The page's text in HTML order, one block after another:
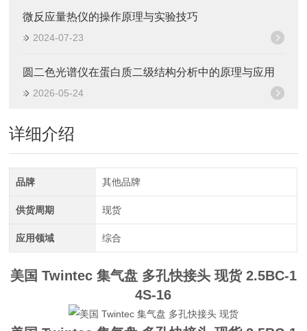
微反应量热仪的操作原理与实验技巧
2024-07-23
圆二色光谱仪在蛋白质二级结构分析中的原理与应用
2026-05-24
详细介绍
品牌 其他品牌
供货周期 现货
应用领域 综合
美国 Twintec 集气盘 多孔快接头 现货2.5BC-1
4S-16